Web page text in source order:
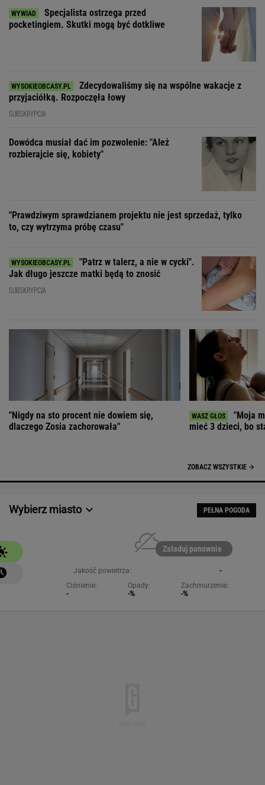
Specjalista ostrzega przed
pocketingiem. Skutki mogą być dotkliwe
Zdecydowaliśmy się na wspólne wakacje z
przyjaciółką. Rozpoczęła łowy
SUBSKRYPCJA
Dowódca musiał dać im pozwolenie: "Ależ
rozbierajcie się, kobiety"
"Prawdziwym sprawdzianem projektu nie jest sprzedaż, tylko
to, czy wytrzyma próbę czasu"
"Patrz w talerz, a nie w cycki".
Jak długo jeszcze matki będą to znosić
SUBSKRYPCJA
"Nigdy na sto procent nie dowiem się,
dlaczego Zosia zachorowała"
"Moja
mieć 3 dzieci, bo
ZOBACZ WSZYSTKIE
Wybierz miasto PEŁNA POGODA
Załaduj ponownie
Jakość powietrza:
-
Ciśnienie:
-
Opady:
-%
Zachmurzenie:
-%